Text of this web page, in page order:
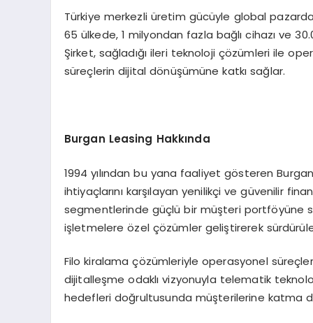
Türkiye merkezli üretim gücüyle global
65 ülkede, 1 milyondan fazla bağlı cihazı ve
Şirket, sağladığı ileri teknoloji çözümleri ile
süreçlerin dijital dönüşümüne katkı sağlar.
Burgan Leasing Hakkında
1994 yılından bu yana faaliyet gösteren
ihtiyaçlarını karşılayan yenilikçi ve güvenilir
segmentlerinde güçlü bir müşteri portföyüne
işletmelere özel çözümler geliştirerek
Filo kiralama çözümleriyle operasyonel
dijitalleşme odaklı vizyonuyla telematik
hedefleri doğrultusunda müşterilerine katma